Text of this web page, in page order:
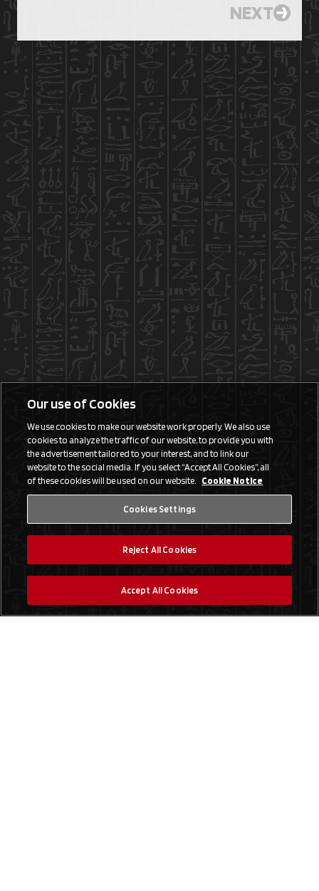
NEXT
Our use of Cookies
We use cookies to make our website work properly. We also use
cookies to analyze the traffic of our website, to provide you with
the advertisement tailored to your interest, and to link our
website to the social media. If you select “Accept All Cookies”, all
of these cookies will be used on our website. Cookie Notice
Cookies Settings
Reject All Cookies
Accept All Cookies